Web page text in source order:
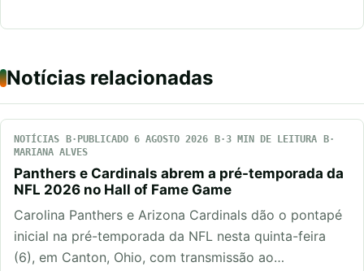
Notícias relacionadas
NOTÍCIAS PUBLICADO 6 AGOSTO 2026
3 MIN DE LEITURA
MARIANA ALVES
Panthers e Cardinals abrem a pré-temporada da
NFL 2026 no Hall of Fame Game
Carolina Panthers e Arizona Cardinals dão o pontapé
inicial na pré-temporada da NFL nesta quinta-feira
(6), em Canton, Ohio, com transmissão ao…